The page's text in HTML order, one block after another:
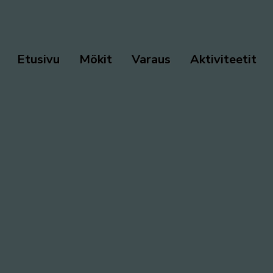
Etusivu Mökit Varaus Aktiviteetit